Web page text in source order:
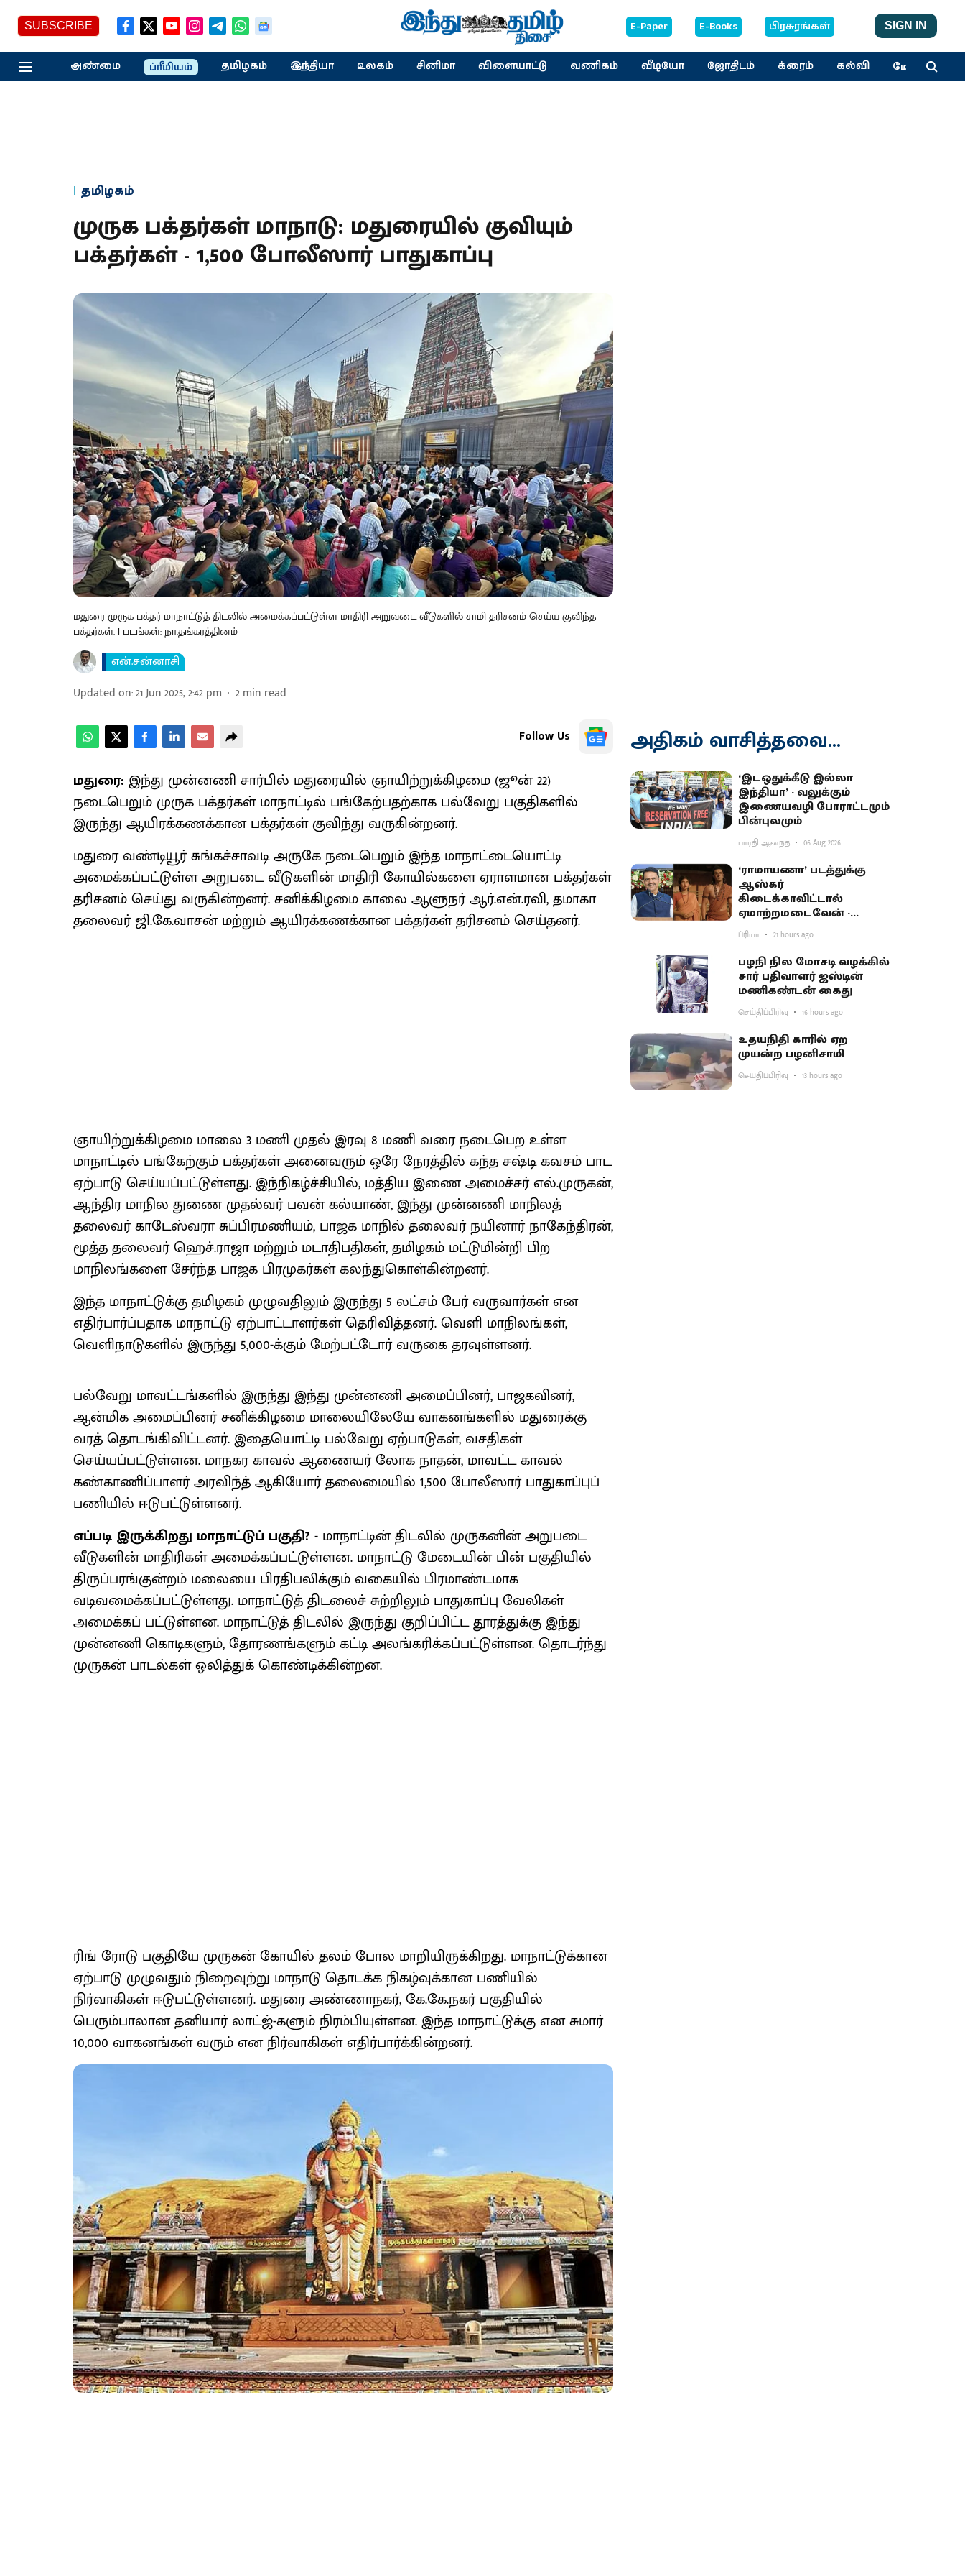
SUBSCRIBE E-Paper E-Books பிரசுரங்கள் SIGN IN
அண்மை ப்ரீமியம் தமிழகம் இந்தியா உலகம் சினிமா விளையாட்டு வணிகம் வீடியோ ஜோதிடம் க்ரைம் கல்வி மேலும்
தமிழகம்
முருக பக்தர்கள் மாநாடு: மதுரையில் குவியும்
பக்தர்கள் - 1,500 போலீஸார் பாதுகாப்பு
மதுரை முருக பக்தர் மாநாட்டுத் திடலில் அமைக்கப்பட்டுள்ள மாதிரி அறுவடை வீடுகளில் சாமி தரிசனம் செய்ய குவிந்த
பக்தர்கள். | படங்கள்: நா.தங்கரத்தினம்
என்.சன்னாசி
Updated on:21 Jun 2025, 2:42 pm 2min read
Follow Us
மதுரை: இந்து முன்னணி சார்பில் மதுரையில் ஞாயிற்றுக்கிழமை (ஜூன் 22)
நடைபெறும் முருக பக்தர்கள் மாநாட்டில் பங்கேற்பதற்காக பல்வேறு பகுதிகளில்
இருந்து ஆயிரக்கணக்கான பக்தர்கள் குவிந்து வருகின்றனர்.
மதுரை வண்டியூர் சுங்கச்சாவடி அருகே நடைபெறும் இந்த மாநாட்டையொட்டி
அமைக்கப்பட்டுள்ள அறுபடை வீடுகளின் மாதிரி கோயில்களை ஏராளமான பக்தர்கள்
தரிசனம் செய்து வருகின்றனர். சனிக்கிழமை காலை ஆளுநர் ஆர்.என்.ரவி, தமாகா
தலைவர் ஜி.கே.வாசன் மற்றும் ஆயிரக்கணக்கான பக்தர்கள் தரிசனம் செய்தனர்.
ஞாயிற்றுக்கிழமை மாலை 3 மணி முதல் இரவு 8 மணி வரை நடைபெற உள்ள
மாநாட்டில் பங்கேற்கும் பக்தர்கள் அனைவரும் ஒரே நேரத்தில் கந்த சஷ்டி கவசம் பாட
ஏற்பாடு செய்யப்பட்டுள்ளது. இந்நிகழ்ச்சியில், மத்திய இணை அமைச்சர் எல்.முருகன்,
ஆந்திர மாநில துணை முதல்வர் பவன் கல்யாண், இந்து முன்னணி மாநிலத்
தலைவர் காடேஸ்வரா சுப்பிரமணியம், பாஜக மாநில் தலைவர் நயினார் நாகேந்திரன்,
மூத்த தலைவர் ஹெச்.ராஜா மற்றும் மடாதிபதிகள், தமிழகம் மட்டுமின்றி பிற
மாநிலங்களை சேர்ந்த பாஜக பிரமுகர்கள் கலந்துகொள்கின்றனர்.
இந்த மாநாட்டுக்கு தமிழகம் முழுவதிலும் இருந்து 5 லட்சம் பேர் வருவார்கள் என
எதிர்பார்ப்பதாக மாநாட்டு ஏற்பாட்டாளர்கள் தெரிவித்தனர். வெளி மாநிலங்கள்,
வெளிநாடுகளில் இருந்து 5,000-க்கும் மேற்பட்டோர் வருகை தரவுள்ளனர்.
பல்வேறு மாவட்டங்களில் இருந்து இந்து முன்னணி அமைப்பினர், பாஜகவினர்,
ஆன்மிக அமைப்பினர் சனிக்கிழமை மாலையிலேயே வாகனங்களில் மதுரைக்கு
வரத் தொடங்கிவிட்டனர். இதையொட்டி பல்வேறு ஏற்பாடுகள், வசதிகள்
செய்யப்பட்டுள்ளன. மாநகர காவல் ஆணையர் லோக நாதன், மாவட்ட காவல்
கண்காணிப்பாளர் அரவிந்த் ஆகியோர் தலைமையில் 1,500 போலீஸார் பாதுகாப்புப்
பணியில் ஈடுபட்டுள்ளனர்.
எப்படி இருக்கிறது மாநாட்டுப் பகுதி? - மாநாட்டின் திடலில் முருகனின் அறுபடை
வீடுகளின் மாதிரிகள் அமைக்கப்பட்டுள்ளன. மாநாட்டு மேடையின் பின் பகுதியில்
திருப்பரங்குன்றம் மலையை பிரதிபலிக்கும் வகையில் பிரமாண்டமாக
வடிவமைக்கப்பட்டுள்ளது. மாநாட்டுத் திடலைச் சுற்றிலும் பாதுகாப்பு வேலிகள்
அமைக்கப் பட்டுள்ளன. மாநாட்டுத் திடலில் இருந்து குறிப்பிட்ட தூரத்துக்கு இந்து
முன்னணி கொடிகளும், தோரணங்களும் கட்டி அலங்கரிக்கப்பட்டுள்ளன. தொடர்ந்து
முருகன் பாடல்கள் ஒலித்துக் கொண்டிக்கின்றன.
ரிங் ரோடு பகுதியே முருகன் கோயில் தலம் போல மாறியிருக்கிறது. மாநாட்டுக்கான
ஏற்பாடு முழுவதும் நிறைவுற்று மாநாடு தொடக்க நிகழ்வுக்கான பணியில்
நிர்வாகிகள் ஈடுபட்டுள்ளனர். மதுரை அண்ணாநகர், கே.கே.நகர் பகுதியில்
பெரும்பாலான தனியார் லாட்ஜ்-களும் நிரம்பியுள்ளன. இந்த மாநாட்டுக்கு என சுமார்
10,000 வாகனங்கள் வரும் என நிர்வாகிகள் எதிர்பார்க்கின்றனர்.
அதிகம் வாசித்தவை...
‘இடஒதுக்கீடு இல்லா
இந்தியா’ - வலுக்கும்
இணையவழி போராட்டமும்
பின்புலமும்
பாரதி ஆனந்த் 06 Aug 2026
‘ராமாயணா’ படத்துக்கு
ஆஸ்கர்
கிடைக்காவிட்டால்
ஏமாற்றமடைவேன் -
மகாராஷ்டிர முதல்வர்
பகிர்வு
ப்ரியா 21 hours ago
பழநி நில மோசடி வழக்கில்
சார் பதிவாளர் ஜஸ்டின்
மணிகண்டன் கைது
செய்திப்பிரிவு 16 hours ago
உதயநிதி காரில் ஏற
முயன்ற பழனிசாமி
செய்திப்பிரிவு 13 hours ago